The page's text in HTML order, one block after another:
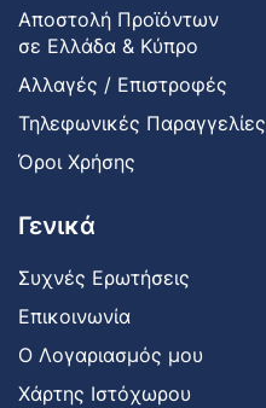
Αποστολή Προϊόντων
σε Ελλάδα & Κύπρο
Αλλαγές / Επιστροφές
Τηλεφωνικές Παραγγελίες
Όροι Χρήσης
Γενικά
Συχνές Ερωτήσεις
Επικοινωνία
Ο Λογαριασμός μου
Χάρτης Ιστόχωρου